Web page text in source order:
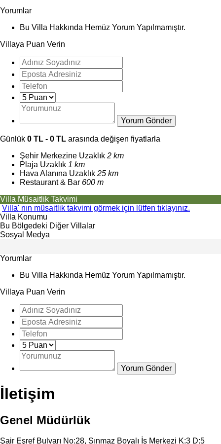
Yorumlar
Bu Villa Hakkında Hemüz Yorum Yapılmamıştır.
Villaya Puan Verin
Günlük 0 TL - 0 TL arasında değişen fiyatlarla
Şehir Merkezine Uzaklık 2 km
Plaja Uzaklık 1 km
Hava Alanına Uzaklık 25 km
Restaurant & Bar 600 m
Villa Müsaitlik Takvimi
Villa' nın müsaitlik takvimi görmek için lütfen tıklayınız.
Villa Konumu
Bu Bölgedeki Diğer Villalar
Sosyal Medya
Yorumlar
Bu Villa Hakkında Hemüz Yorum Yapılmamıştır.
Villaya Puan Verin
İletişim
Genel Müdürlük
Şair Eşref Bulvarı No:28, Sınmaz Boyalı İş Merkezi K:3 D:5